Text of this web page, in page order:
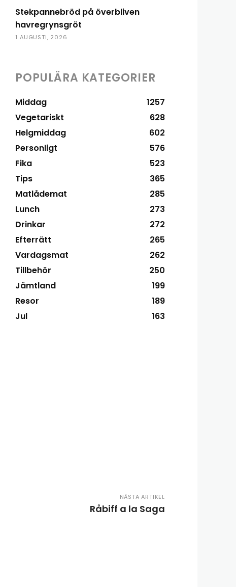
Stekpannebröd på överbliven
havregrynsgröt
1 AUGUSTI, 2026
POPULÄRA KATEGORIER
Middag
1257
Vegetariskt
628
Helgmiddag
602
Personligt
576
Fika
523
Tips
365
Matlådemat
285
Lunch
273
Drinkar
272
Efterrätt
265
Vardagsmat
262
Tillbehör
250
Jämtland
199
Resor
189
Jul
163
NÄSTA ARTIKEL
Råbiff a la Saga